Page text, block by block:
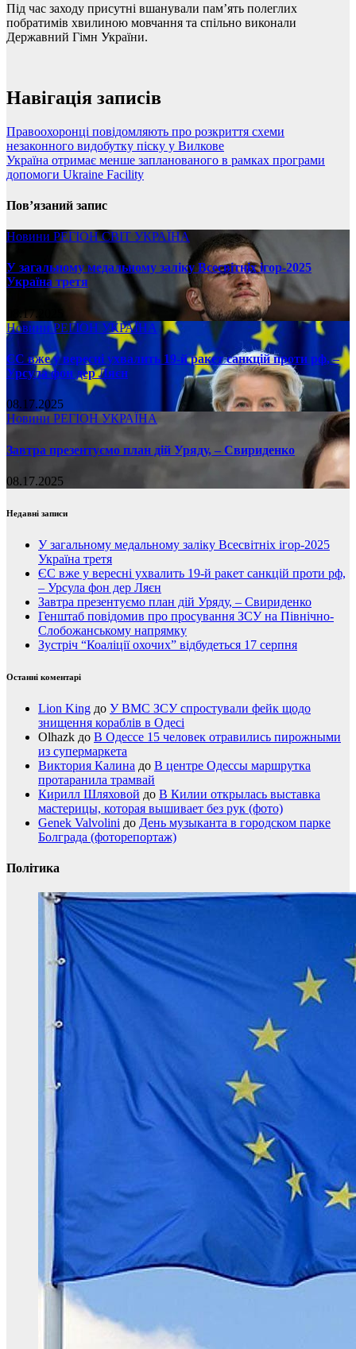
Під час заходу присутні вшанували пам’ять полеглих
побратимів хвилиною мовчання та спільно виконали
Державний Гімн України.
Навігація записів
Правоохоронці повідомляють про розкриття схеми
незаконного видобутку піску у Вилкове
Україна отримає менше запланованого в рамках програми
допомоги Ukraine Facility
Пов’язаний запис
Новини РЕГІОНСВІТ УКРАЇНА
У загальному медальному заліку Всесвітніх ігор-2025
Україна третя
08.17.2025
НовиниРЕГІОН УКРАЇНА
ЄС вже у вересні ухвалить 19-й ракет санкцій проти рф, –
Урсула фон дер Ляєн
08.17.2025
Новини РЕГІОН УКРАЇНА
Завтра презентуємо план дій Уряду, – Свириденко
08.17.2025
Недавні записи
У загальному медальному заліку Всесвітніх ігор-2025
Україна третя
ЄС вже у вересні ухвалить 19-й ракет санкцій проти рф,
– Урсула фон дер Ляєн
Завтра презентуємо план дій Уряду, – Свириденко
Генштаб повідомив про просування ЗСУ на Північно-
Слобожанському напрямку
Зустріч “Коаліції охочих” відбудеться 17 серпня
Останні коментарі
Lion King до У ВМС ЗСУ спростували фейк щодо
знищення кораблів в Одесі
Olhazk до В Одессе 15 человек отравились пирожными
из супермаркета
Виктория Калина до В центре Одессы маршрутка
протаранила трамвай
Кирилл Шляховой до В Килии открылась выставка
мастерицы, которая вышивает без рук (фото)
Genek Valvolini до День музыканта в городском парке
Болграда (фоторепортаж)
Політика